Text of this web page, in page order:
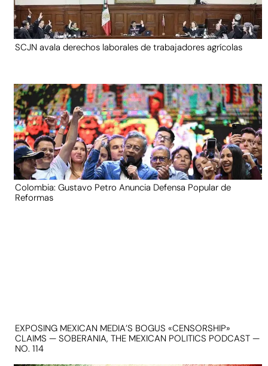
SCJN avala derechos laborales de trabajadores agrícolas
Colombia: Gustavo Petro Anuncia Defensa Popular de
Reformas
EXPOSING MEXICAN MEDIA’S BOGUS «CENSORSHIP»
CLAIMS — SOBERANIA, THE MEXICAN POLITICS PODCAST —
NO. 114